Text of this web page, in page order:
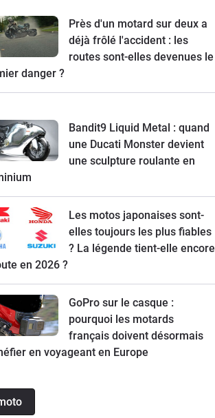
Près d'un motard sur deux a
déjà frôlé l'accident : les
routes sont-elles devenues le
danger ?
Bandit9 Liquid Metal : quand
une Ducati Monster devient
une sculpture roulante en
Les motos japonaises sont-
elles toujours les plus fiables
? La légende tient-elle encore
en 2026 ?
GoPro sur le casque :
pourquoi les motards
français doivent désormais
en voyageant en Europe